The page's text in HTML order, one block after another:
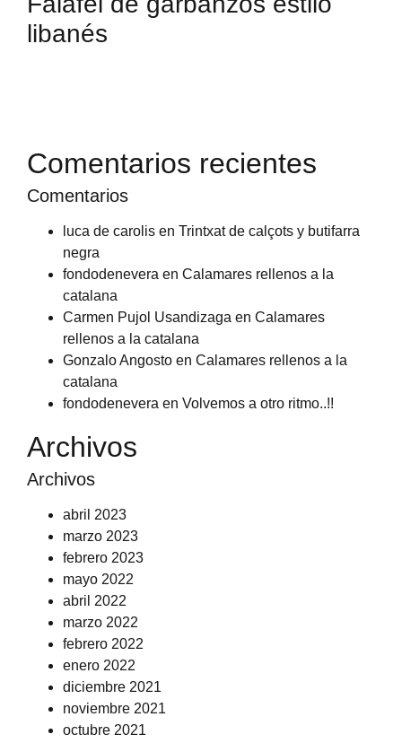
libanés
Comentarios recientes
Comentarios
luca de carolis en Trintxat de calçots y butifarra
negra
fondodenevera en Calamares rellenos a la
catalana
Carmen Pujol Usandizaga en Calamares
rellenos a la catalana
Gonzalo Angosto en Calamares rellenos a la
catalana
fondodenevera en Volvemos a otro ritmo..!!
Archivos
Archivos
abril 2023
marzo 2023
febrero 2023
mayo 2022
abril 2022
marzo 2022
febrero 2022
enero 2022
diciembre 2021
noviembre 2021
octubre 2021